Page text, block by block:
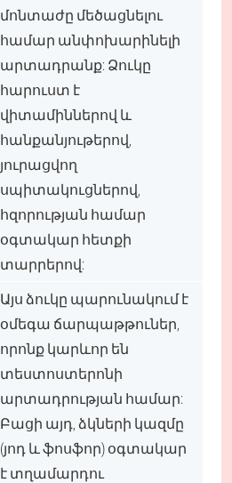
մոնտաժը մեծացնելու
համար անփոխարինելի
արտադրանք: Ձուկը
հարուստ է
վիտամիններով և
հանքանյութերով,
յուրացվող
սպիտակուցներով,
հզորության համար
օգտակար հետքի
տարրերով:
Այս ձուկը պարունակում է
օմեգա ճարպաթթուներ,
որոնք կարևոր են
տեստոստերոնի
արտադրության համար:
Բացի այդ, ձկների կազմը
(յոդ և ֆոսֆոր) օգտակար
է տղամարդու